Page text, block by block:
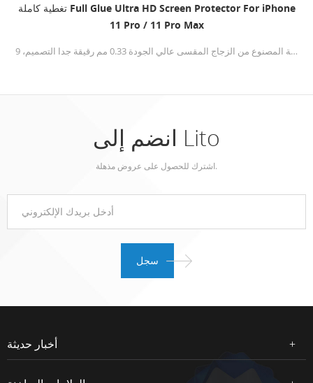
تغطية كاملة Full Glue Ultra HD Screen Protector For iPhone
11 Pro / 11 Pro Max
هذا حامي شاشة العدسة المصنوع من الزجاج المقسى عالي الجودة 0.33 مم رقيقة جدا التصميم، 9H صلابة ، حماية عدسة iPhone 11 pro / 11 pro max بشكل فعال من تكسير .
انضم إلى Lito
اشترك للحصول على عروض مذهلة.
أخبار حديثة